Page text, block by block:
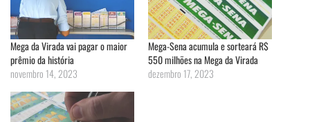
Mega da Virada vai pagar o maior
prêmio da história
novembro 14, 2023
Mega-Sena acumula e sorteará R$
550 milhões na Mega da Virada
dezembro 17, 2023